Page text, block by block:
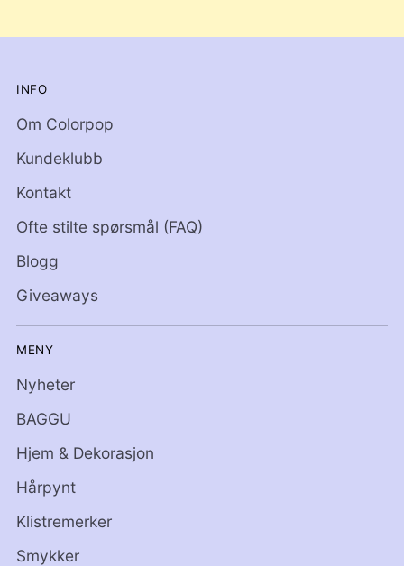
INFO
Om Colorpop
Kundeklubb
Kontakt
Ofte stilte spørsmål (FAQ)
Blogg
Giveaways
MENY
Nyheter
BAGGU
Hjem & Dekorasjon
Hårpynt
Klistremerker
Smykker